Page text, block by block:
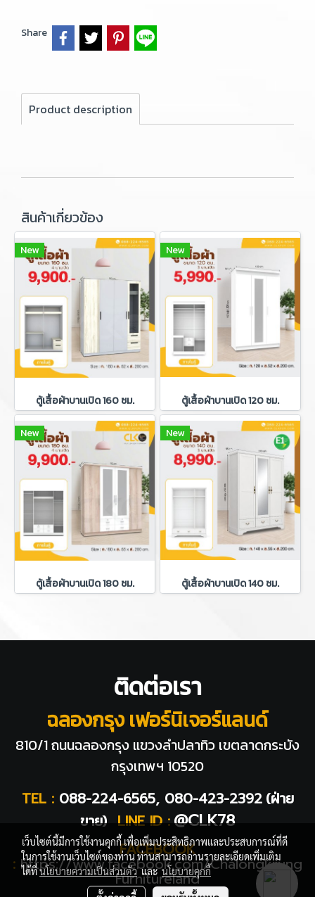
Share
Product description
สินค้าเกี่ยวข้อง
New
ตู้เสื้อผ้าบานเปิด 160 ซม.
New
ตู้เสื้อผ้าบานเปิด 120 ซม.
New
ตู้เสื้อผ้าบานเปิด 180 ซม.
New
ตู้เสื้อผ้าบานเปิด 140 ซม.
ติดต่อเรา
ฉลองกรุง เฟอร์นิเจอร์แลนด์
810/1 ถนนฉลองกรุง แขวงลำปลาทิว เขตลาดกระบัง
กรุงเทพฯ 10520
TEL : 088-224-6565, 080-423-2392 (ฝ่าย
ขาย) LINE ID : @CLK78
FACEBOOK
: https://www.facebook.com/Chalongkrung
Furnitureland
เว็บไซต์นี้มีการใช้งานคุกกี้ เพื่อเพิ่มประสิทธิภาพและประสบการณ์ที่ดี
ในการใช้งานเว็บไซต์ของท่าน ท่านสามารถอ่านรายละเอียดเพิ่มเติม
ได้ที่นโยบายความเป็นส่วนตัวและนโยบายคุกกี้